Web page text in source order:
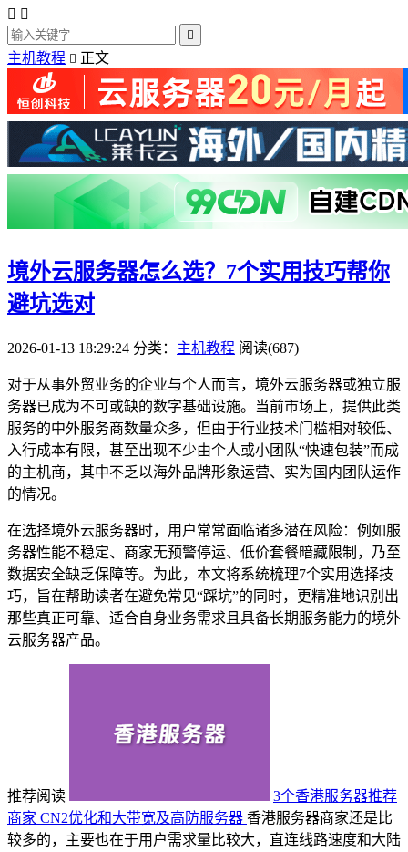
 

主机教程  正文
境外云服务器怎么选？7个实用技巧帮你
避坑选对
2026-01-13 18:29:24 分类： 主机教程 阅读(687)
对于从事外贸业务的企业与个人而言，境外云服务器或独立服
务器已成为不可或缺的数字基础设施。当前市场上，提供此类
服务的中外服务商数量众多，但由于行业技术门槛相对较低、
入行成本有限，甚至出现不少由个人或小团队“快速包装”而成
的主机商，其中不乏以海外品牌形象运营、实为国内团队运作
的情况。
在选择境外云服务器时，用户常常面临诸多潜在风险：例如服
务器性能不稳定、商家无预警停运、低价套餐暗藏限制，乃至
数据安全缺乏保障等。为此，本文将系统梳理7个实用选择技
巧，旨在帮助读者在避免常见“踩坑”的同时，更精准地识别出
那些真正可靠、适合自身业务需求且具备长期服务能力的境外
云服务器产品。
推荐阅读
3个香港服务器推荐
商家 CN2优化和大带宽及高防服务器 香港服务器商家还是比
较多的，主要也在于用户需求量比较大，直连线路速度和大陆